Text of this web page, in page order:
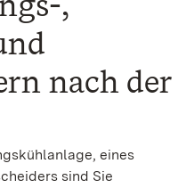
nach der
eines
sind Sie